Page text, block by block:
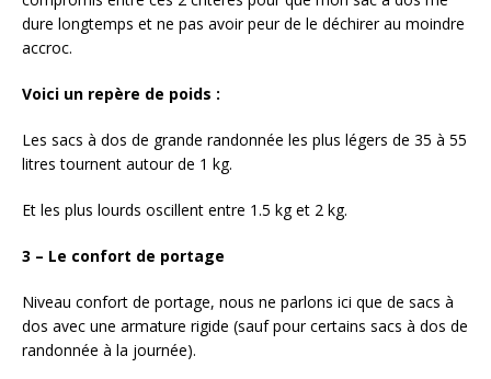
dure longtemps et ne pas avoir peur de le déchirer au moindre
accroc.
Voici un repère de poids :
Les sacs à dos de grande randonnée les plus légers de 35 à 55
litres tournent autour de 1 kg.
Et les plus lourds oscillent entre 1.5 kg et 2 kg.
3 – Le confort de portage
Niveau confort de portage, nous ne parlons ici que de sacs à
dos avec une armature rigide (sauf pour certains sacs à dos de
randonnée à la journée).